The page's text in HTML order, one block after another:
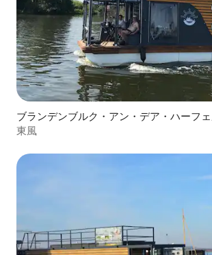
ブランデンブルク・アン・デア・ハーフェ
ハウスボート
東風